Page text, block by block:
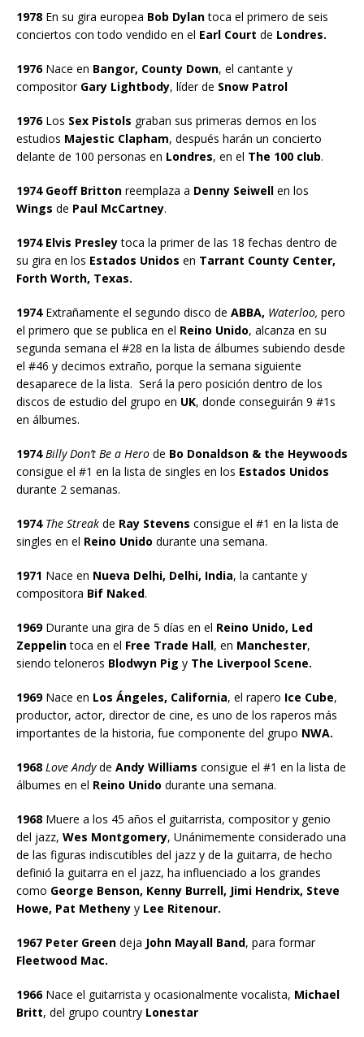
1978 En su gira europea Bob Dylantoca el primero de seis
conciertos con todo vendido en el Earl Court de Londres.
1976Nace en Bangor, County Down, el cantante y
compositor Gary Lightbody, líder de Snow Patrol
1976Los Sex Pistols graban sus primeras demos en los
estudios Majestic Clapham, después harán un concierto
delante de 100 personas en Londres, en el The 100 club.
1974 Geoff Britton reemplaza a Denny Seiwell en los
Wings de Paul McCartney.
1974 Elvis Presleytoca la primer de las 18 fechas dentro de
su gira en los Estados Unidos en Tarrant County Center,
Forth Worth, Texas.
1974Extrañamente el segundo disco de ABBA, Waterloo, pero
el primero que se publica en el Reino Unido, alcanza en su
segunda semana el #28 en la lista de álbumes subiendo desde
el #46 y decimos extraño, porque la semana siguiente
desaparece de la lista. Será la pero posición dentro de los
discos de estudio del grupo en UK, donde conseguirán 9 #1s
en álbumes.
1974 Billy Don’t Be a Hero de Bo Donaldson & the Heywoods
consigue el #1 en la lista de singles en los Estados Unidos
durante 2 semanas.
1974 The Streak de Ray Stevens consigue el #1 en la lista de
singles en el Reino Unido durante una semana.
1971 Nace en Nueva Delhi, Delhi, India, la cantante y
compositora Bif Naked.
1969Durante una gira de 5 días en el Reino Unido, Led
Zeppelintoca en el Free Trade Hall, en Manchester,
siendo teloneros Blodwyn Pig y The Liverpool Scene.
1969Nace en Los Ángeles, California, el rapero Ice Cube,
productor, actor, director de cine, es uno de los raperos más
importantes de la historia, fue componente del grupo NWA.
1968 Love Andyde Andy Williams consigue el #1 en la lista de
álbumes en el Reino Unido durante una semana.
1968 Muere a los 45 años el guitarrista, compositor y genio
del jazz, Wes Montgomery, Unánimemente considerado una
de las figuras indiscutibles del jazz y de la guitarra, de hecho
definió la guitarra en el jazz, ha influenciado a los grandes
como George Benson, Kenny Burrell, Jimi Hendrix, Steve
Howe, Pat Metheny y Lee Ritenour.
1967 Peter Green deja John Mayall Band, para formar
Fleetwood Mac.
1966Nace el guitarrista y ocasionalmente vocalista, Michael
Britt, del grupo country Lonestar